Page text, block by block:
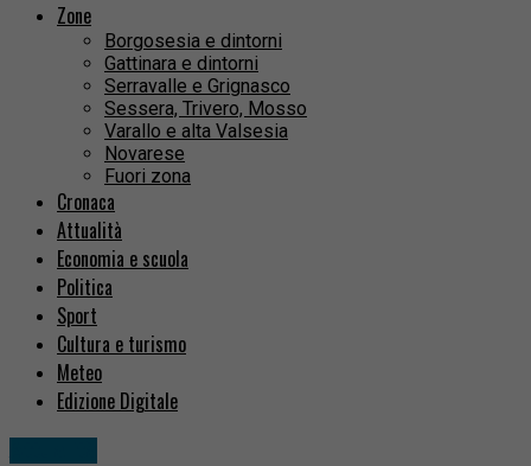
Zone
Borgosesia e dintorni
Gattinara e dintorni
Serravalle e Grignasco
Sessera, Trivero, Mosso
Varallo e alta Valsesia
Novarese
Fuori zona
Cronaca
Attualità
Economia e scuola
Politica
Sport
Cultura e turismo
Meteo
Edizione Digitale